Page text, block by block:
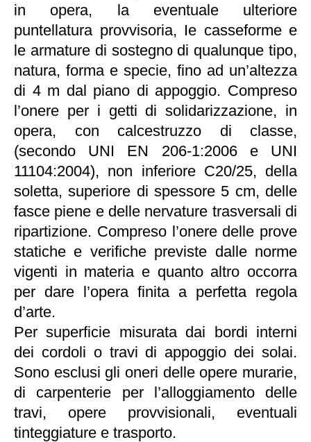
in opera, la eventuale ulteriore
puntellatura provvisoria, Ie casseforme e
le armature di sostegno di qualunque tipo,
natura, forma e specie, fino ad un’altezza
di 4 m dal piano di appoggio. Compreso
l’onere per i getti di solidarizzazione, in
opera, con calcestruzzo di classe,
(secondo UNI EN 206-1:2006 e UNI
11104:2004), non inferiore C20/25, della
soletta, superiore di spessore 5 cm, delle
fasce piene e delle nervature trasversali di
ripartizione. Compreso l’onere delle prove
statiche e verifiche previste dalle norme
vigenti in materia e quanto altro occorra
per dare l’opera finita a perfetta regola
d’arte.
Per superficie misurata dai bordi interni
dei cordoli o travi di appoggio dei solai.
Sono esclusi gli oneri delle opere murarie,
di carpenterie per l’alloggiamento delle
travi, opere provvisionali, eventuali
tinteggiature e trasporto.